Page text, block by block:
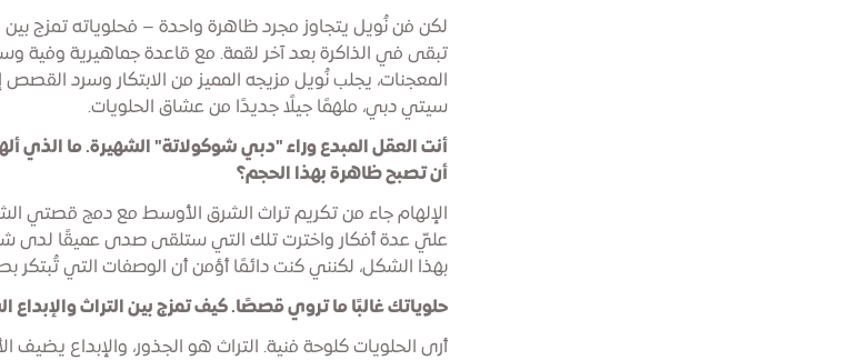
لكن فن نُويل يتجاوز مجرد ظاهرة واحدة – فحلوياته تمزج بين
تبقى في الذاكرة بعد آخر لقمة. مع قاعدة جماهيرية
المعجنات، يجلب نُويل مزيجه المميز من الابتكار وسرد
سيتي دبي، ملهمًا جيلًا جديدًا من عشاق الحلويات.
أنت العقل المبدع وراء "دبي شوكولاتة" الشهيرة. ما
أن تصبح ظاهرة بهذا الحجم؟
الإلهام جاء من تكريم تراث الشرق الأوسط مع دمج قصتي
عليّ عدة أفكار واخترت تلك التي ستلقى صدى عميقًا لدى
بهذا الشكل، لكنني كنت دائمًا أؤمن أن الوصفات التي
حلوياتك غالبًا ما تروي قصصًا. كيف تمزج بين التراث
أرى الحلويات كلوحة فنية. التراث هو الجذور، والإبداع